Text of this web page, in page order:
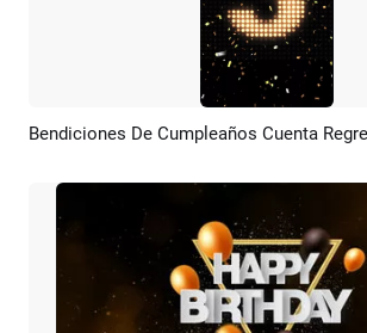
Previsualizar Crear IA